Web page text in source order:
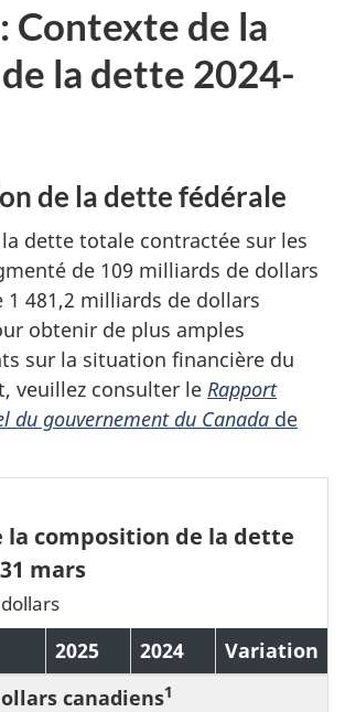
Contexte de la
la dette 2024-
de la dette fédérale
la dette totale contractée sur les
de 109 milliards de dollars
481,2 milliards de dollars
obtenir de plus amples
sur la situation financière du
veuillez consulter le Rapport
du gouvernement du Canada de
la composition de la dette
mars
2025 2024
Variation
canadiens1